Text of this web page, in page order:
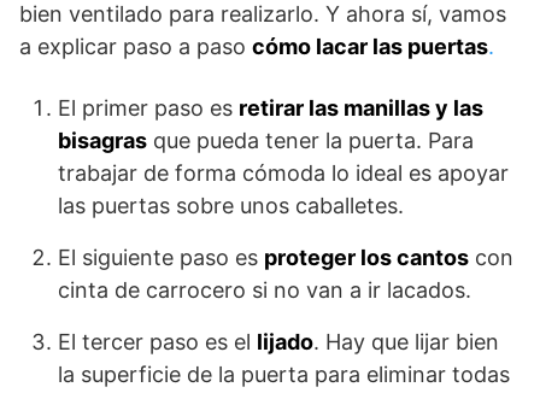
bien ventilado para realizarlo. Y ahora sí, vamos
a explicar paso a paso cómo lacar las puertas.
El primer paso es retirar las manillas y las
bisagras que pueda tener la puerta. Para
trabajar de forma cómoda lo ideal es apoyar
las puertas sobre unos caballetes.
El siguiente paso es proteger los cantos con
cinta de carrocero si no van a ir lacados.
El tercer paso es el lijado. Hay que lijar bien
la superficie de la puerta para eliminar todas